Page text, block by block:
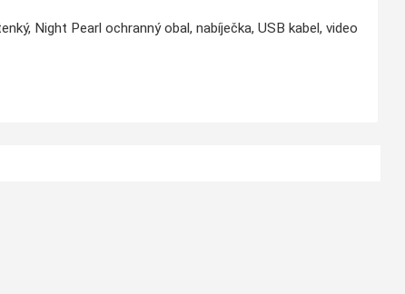
Night Pearl ochranný obal, nabíječka, USB kabel, video